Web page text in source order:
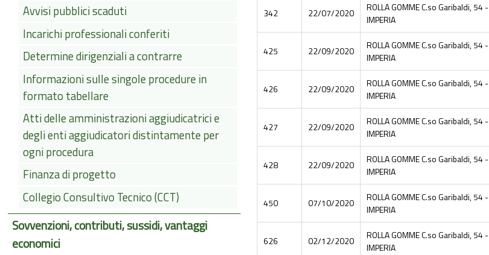
342 22/07/2020
ROLLA GOMME C.so Garibaldi, 54 -
IMPERIA
425 22/09/2020
ROLLA GOMME C.so Garibaldi, 54 -
IMPERIA
426 22/09/2020
ROLLA GOMME C.so Garibaldi, 54 -
IMPERIA
427 22/09/2020
ROLLA GOMME C.so Garibaldi, 54 -
IMPERIA
428 22/09/2020
ROLLA GOMME C.so Garibaldi, 54 -
IMPERIA
450 07/10/2020
ROLLA GOMME C.so Garibaldi, 54 -
IMPERIA
626 02/12/2020
ROLLA GOMME C.so Garibaldi, 54 -
IMPERIA
Avvisi pubblici scaduti
Incarichi professionali conferiti
Determine dirigenziali a contrarre
Informazioni sulle singole procedure in
formato tabellare
Atti delle amministrazioni aggiudicatrici e
degli enti aggiudicatori distintamente per
ogni procedura
Finanza di progetto
Collegio Consultivo Tecnico (CCT)
Sovvenzioni, contributi, sussidi, vantaggi
economici